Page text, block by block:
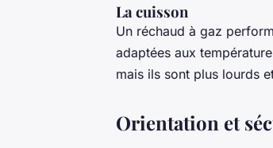
La cuisson
Un réchaud à gaz
adaptées aux
mais ils sont plus lourds
Orientation et